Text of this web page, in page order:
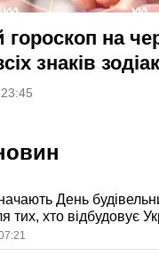
на
знаків
День
тих, хто відбудовує